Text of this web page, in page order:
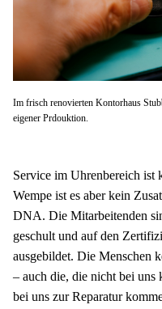
Im frisch renovierten Kontorhaus
eigener Prdouktion.
Service im Uhrenbereich ist
Wempe ist es aber kein
DNA. Die Mitarbeitenden
geschult und auf den
ausgebildet. Die Menschen
– auch die, die nicht bei uns
bei uns zur Reparatur